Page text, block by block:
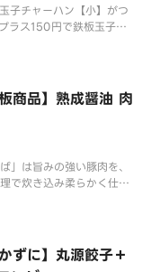
子チャーハン【小】がつ
ラス150円で鉄板玉子チ
商品】熟成醤油 肉
は旨みの強い豚肉を、
で炊き込み柔らかく仕上
器代20円を含みます）
ずに】丸源餃子＋